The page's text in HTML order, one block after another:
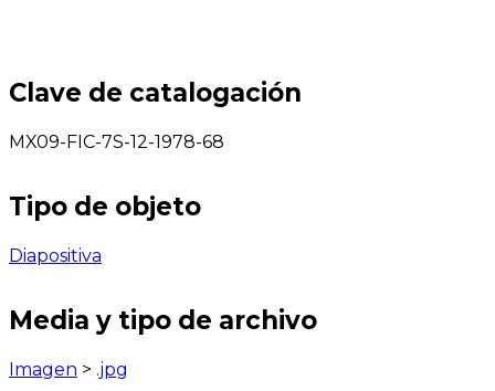
Clave de catalogación
MX09-FIC-7S-12-1978-68
Tipo de objeto
Diapositiva
Media y tipo de archivo
Imagen > .jpg